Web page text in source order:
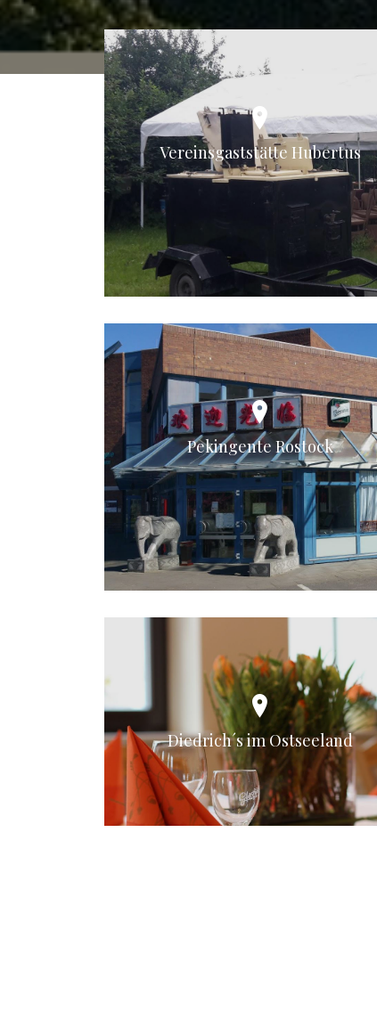
Vereinsgaststätte Hubertus
Pekingente Rostock
Diedrich´s im Ostseeland